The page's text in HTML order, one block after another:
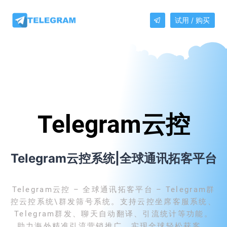
试用 / 购买
Telegram云控
Telegram云控系统|全球通讯拓客平台
Telegram云控 – 全球通讯拓客平台 – Telegram群
控云控系统\群发筛号系统。支持云控坐席客服系统、
Telegram群发、聊天自动翻译、引流统计等功能。